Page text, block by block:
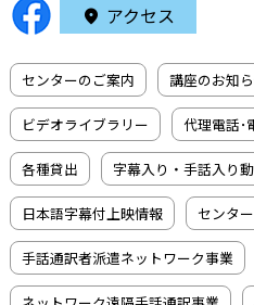
アクセス
センターのご案内 講座のお知
ビデオライブラリー 代理電話･
各種貸出 字幕入り・手話入り
日本語字幕付上映情報 センタ
手話通訳者派遣ネットワーク事業